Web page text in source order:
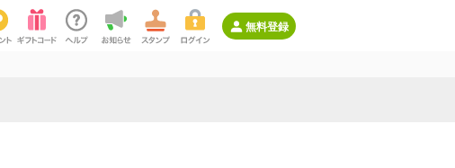
無料登録